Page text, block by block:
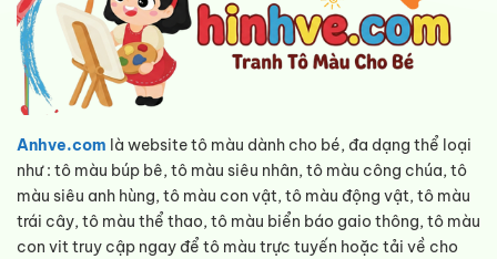
Anhve.com là website tô màu dành cho bé, đa dạng thể loại
như : tô màu búp bê, tô màu siêu nhân, tô màu công chúa, tô
màu siêu anh hùng, tô màu con vật, tô màu động vật, tô màu
trái cây, tô màu thể thao, tô màu biển báo gaio thông, tô màu
con vit truy cập ngay để tô màu trực tuyến hoặc tải về cho